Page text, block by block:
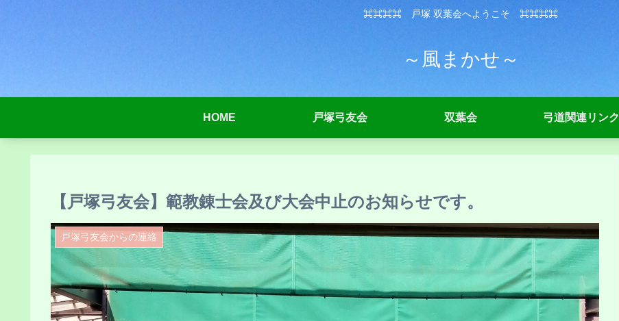
⌘⌘⌘⌘ 戸塚 双葉会へようこそ ⌘⌘⌘⌘
～風まかせ～
HOME 戸塚弓友会 双葉会 弓道関連リンク
【戸塚弓友会】範教錬士会及び大会中止のお知らせです。
戸塚弓友会からの連絡